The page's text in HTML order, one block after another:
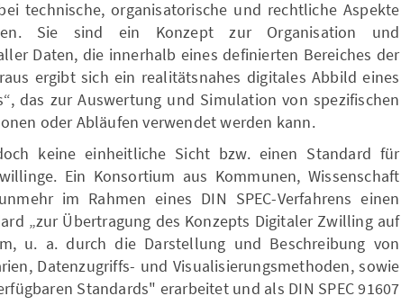
technische, organisatorische und rechtliche Aspekte
Sie sind ein Konzept zur Organisation und
Daten, die innerhalb eines definierten Bereiches der
ergibt sich ein realitätsnahes digitales Abbild eines
das zur Auswertung und Simulation von spezifischen
oder Abläufen verwendet werden kann.
keine einheitliche Sicht bzw. einen Standard für
Ein Konsortium aus Kommunen, Wissenschaft
im Rahmen eines DIN SPEC-Verfahrens einen
„zur Übertragung des Konzepts Digitaler Zwilling auf
u. a. durch die Darstellung und Beschreibung von
Datenzugriffs- und Visualisierungsmethoden, sowie
Standards" erarbeitet und als DIN SPEC 91607